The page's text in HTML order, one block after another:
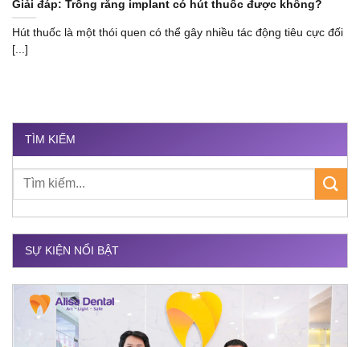
Giải đáp: Trồng răng implant có hút thuốc được không?
Hút thuốc là một thói quen có thể gây nhiều tác động tiêu cực đối
[...]
TÌM KIẾM
SỰ KIỆN NỔI BẬT